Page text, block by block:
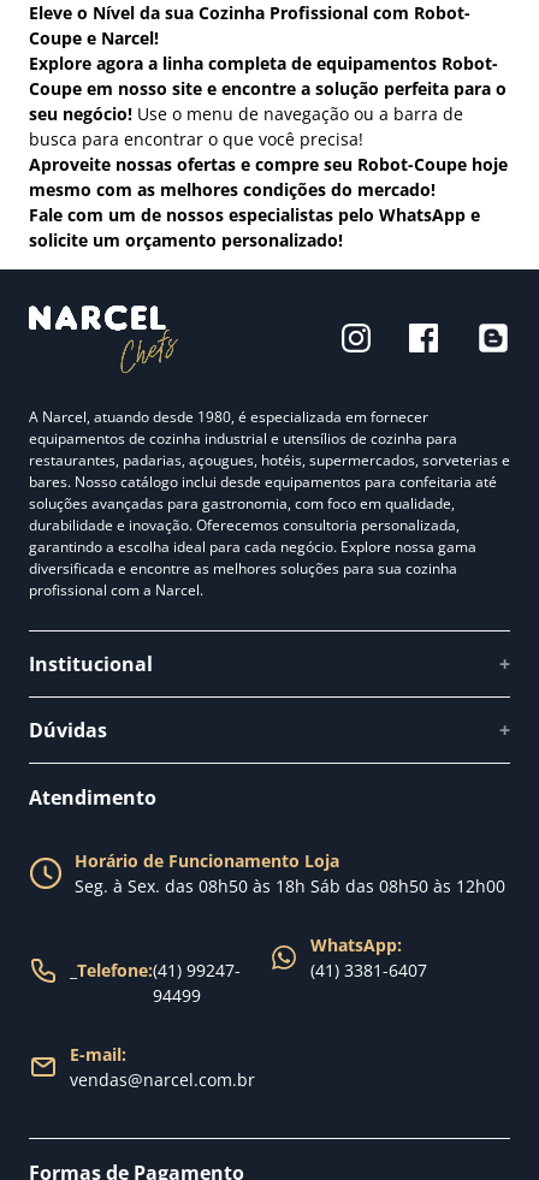
Eleve o Nível da sua Cozinha Profissional com Robot-
Coupe e Narcel!
Explore agora a linha completa de equipamentos Robot-
Coupe em nosso site e encontre a solução perfeita para o
seu negócio! Use o menu de navegação ou a barra de
busca para encontrar o que você precisa!
Aproveite nossas ofertas e compre seu Robot-Coupe hoje
mesmo com as melhores condições do mercado!
Fale com um de nossos especialistas pelo WhatsApp e
solicite um orçamento personalizado!
A Narcel, atuando desde 1980, é especializada em fornecer
equipamentos de cozinha industrial e utensílios de cozinha para
restaurantes, padarias, açougues, hotéis, supermercados, sorveterias e
bares. Nosso catálogo inclui desde equipamentos para confeitaria até
soluções avançadas para gastronomia, com foco em qualidade,
durabilidade e inovação. Oferecemos consultoria personalizada,
garantindo a escolha ideal para cada negócio. Explore nossa gama
diversificada e encontre as melhores soluções para sua cozinha
profissional com a Narcel.
Institucional +
Fale conosco
Nossa loja
Dúvidas +
Política de Trocas
Política de Entrega
Atendimento
Horário de Funcionamento Loja
Seg. à Sex. das 08h50 às 18h Sáb das 08h50 às 12h00
Telefone:(41) 99247-
94499
WhatsApp:
(41) 3381-6407
E-mail:
vendas@narcel.com.br
Formas de Pagamento